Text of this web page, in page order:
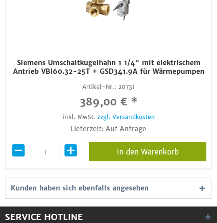
Siemens Umschaltkugelhahn 1 1/4" mit elektrischem
Antrieb VBI60.32-25T + GSD341.9A für Wärmepumpen
Artikel-Nr.: 20731
389,00 € *
inkl. MwSt. zzgl. Versandkosten
Lieferzeit: Auf Anfrage
In den Warenkorb
Kunden haben sich ebenfalls angesehen
SERVICE HOTLINE